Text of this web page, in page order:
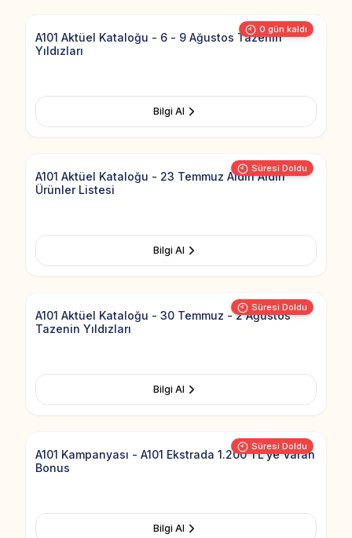
0 gün kaldı
A101 Aktüel Kataloğu - 6 - 9 Ağustos Tazenin
Yıldızları
Bilgi Al
Süresi Doldu
Add to
A101 Aktüel Kataloğu - 23 Temmuz Aldın Aldın
Ürünler Listesi
Bilgi Al
Süresi Doldu
Add to
A101 Aktüel Kataloğu - 30 Temmuz - 2 Ağustos
Tazenin Yıldızları
Bilgi Al
Süresi Doldu
Add to
A101 Kampanyası - A101 Ekstrada 1.200 TL'ye Varan
Bonus
Bilgi Al